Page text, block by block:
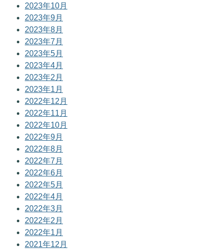
2023年10月
2023年9月
2023年8月
2023年7月
2023年5月
2023年4月
2023年2月
2023年1月
2022年12月
2022年11月
2022年10月
2022年9月
2022年8月
2022年7月
2022年6月
2022年5月
2022年4月
2022年3月
2022年2月
2022年1月
2021年12月